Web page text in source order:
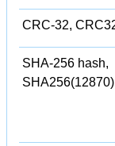
CRC-32,
SHA-256 hash,
SHA256(12870)